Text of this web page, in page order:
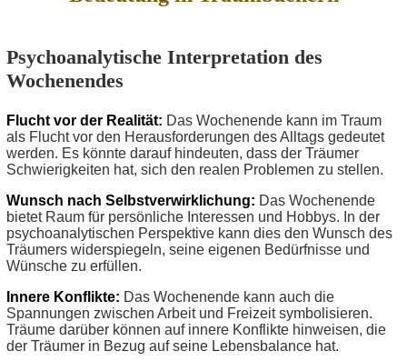
Psychoanalytische Interpretation des
Wochenendes
Flucht vor der Realität: Das Wochenende kann im Traum
als Flucht vor den Herausforderungen des Alltags gedeutet
werden. Es könnte darauf hindeuten, dass der Träumer
Schwierigkeiten hat, sich den realen Problemen zu stellen.
Wunsch nach Selbstverwirklichung: Das Wochenende
bietet Raum für persönliche Interessen und Hobbys. In der
psychoanalytischen Perspektive kann dies den Wunsch des
Träumers widerspiegeln, seine eigenen Bedürfnisse und
Wünsche zu erfüllen.
Innere Konflikte: Das Wochenende kann auch die
Spannungen zwischen Arbeit und Freizeit symbolisieren.
Träume darüber können auf innere Konflikte hinweisen, die
der Träumer in Bezug auf seine Lebensbalance hat.